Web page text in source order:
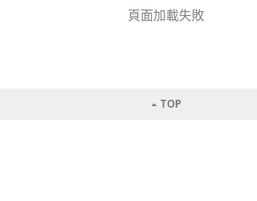
頁面加載失敗
TOP